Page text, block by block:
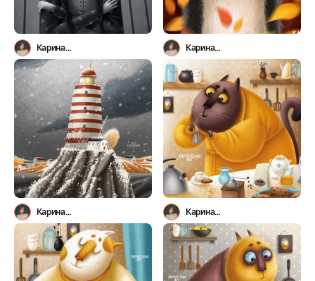
Карина
Лемешева(Капучинка)
Карина
Лемешева(Капучинка)
Карина
Лемешева(Капучинка)
Карина
Лемешева(Капучинка)